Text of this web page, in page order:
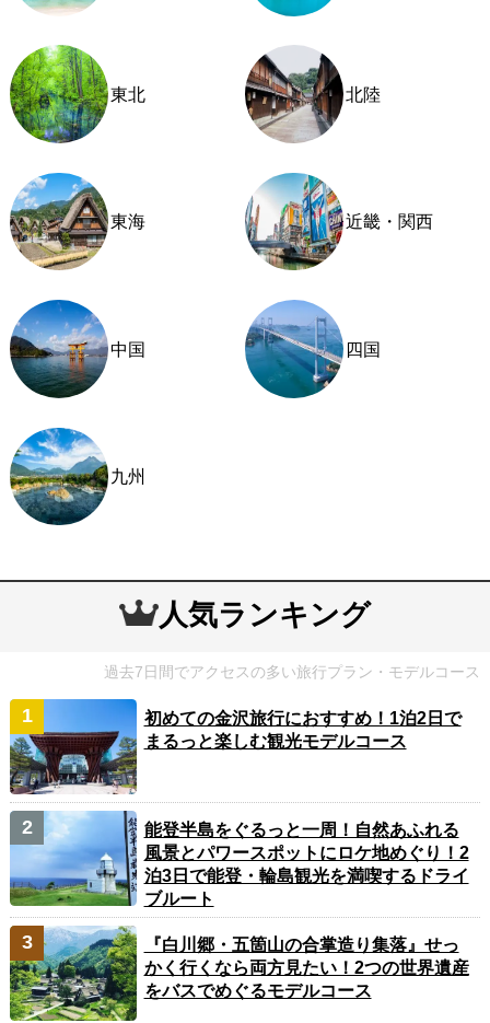
東北 北陸
東海 近畿・関西
中国 四国
九州
人気ランキング
過去7日間でアクセスの多い旅行プラン・モデルコース
初めての金沢旅行におすすめ！1泊2日で
まるっと楽しむ観光モデルコース
能登半島をぐるっと一周！自然あふれる
風景とパワースポットにロケ地めぐり！2
泊3日で能登・輪島観光を満喫するドライ
ブルート
『白川郷・五箇山の合掌造り集落』せっ
かく行くなら両方見たい！2つの世界遺産
をバスでめぐるモデルコース